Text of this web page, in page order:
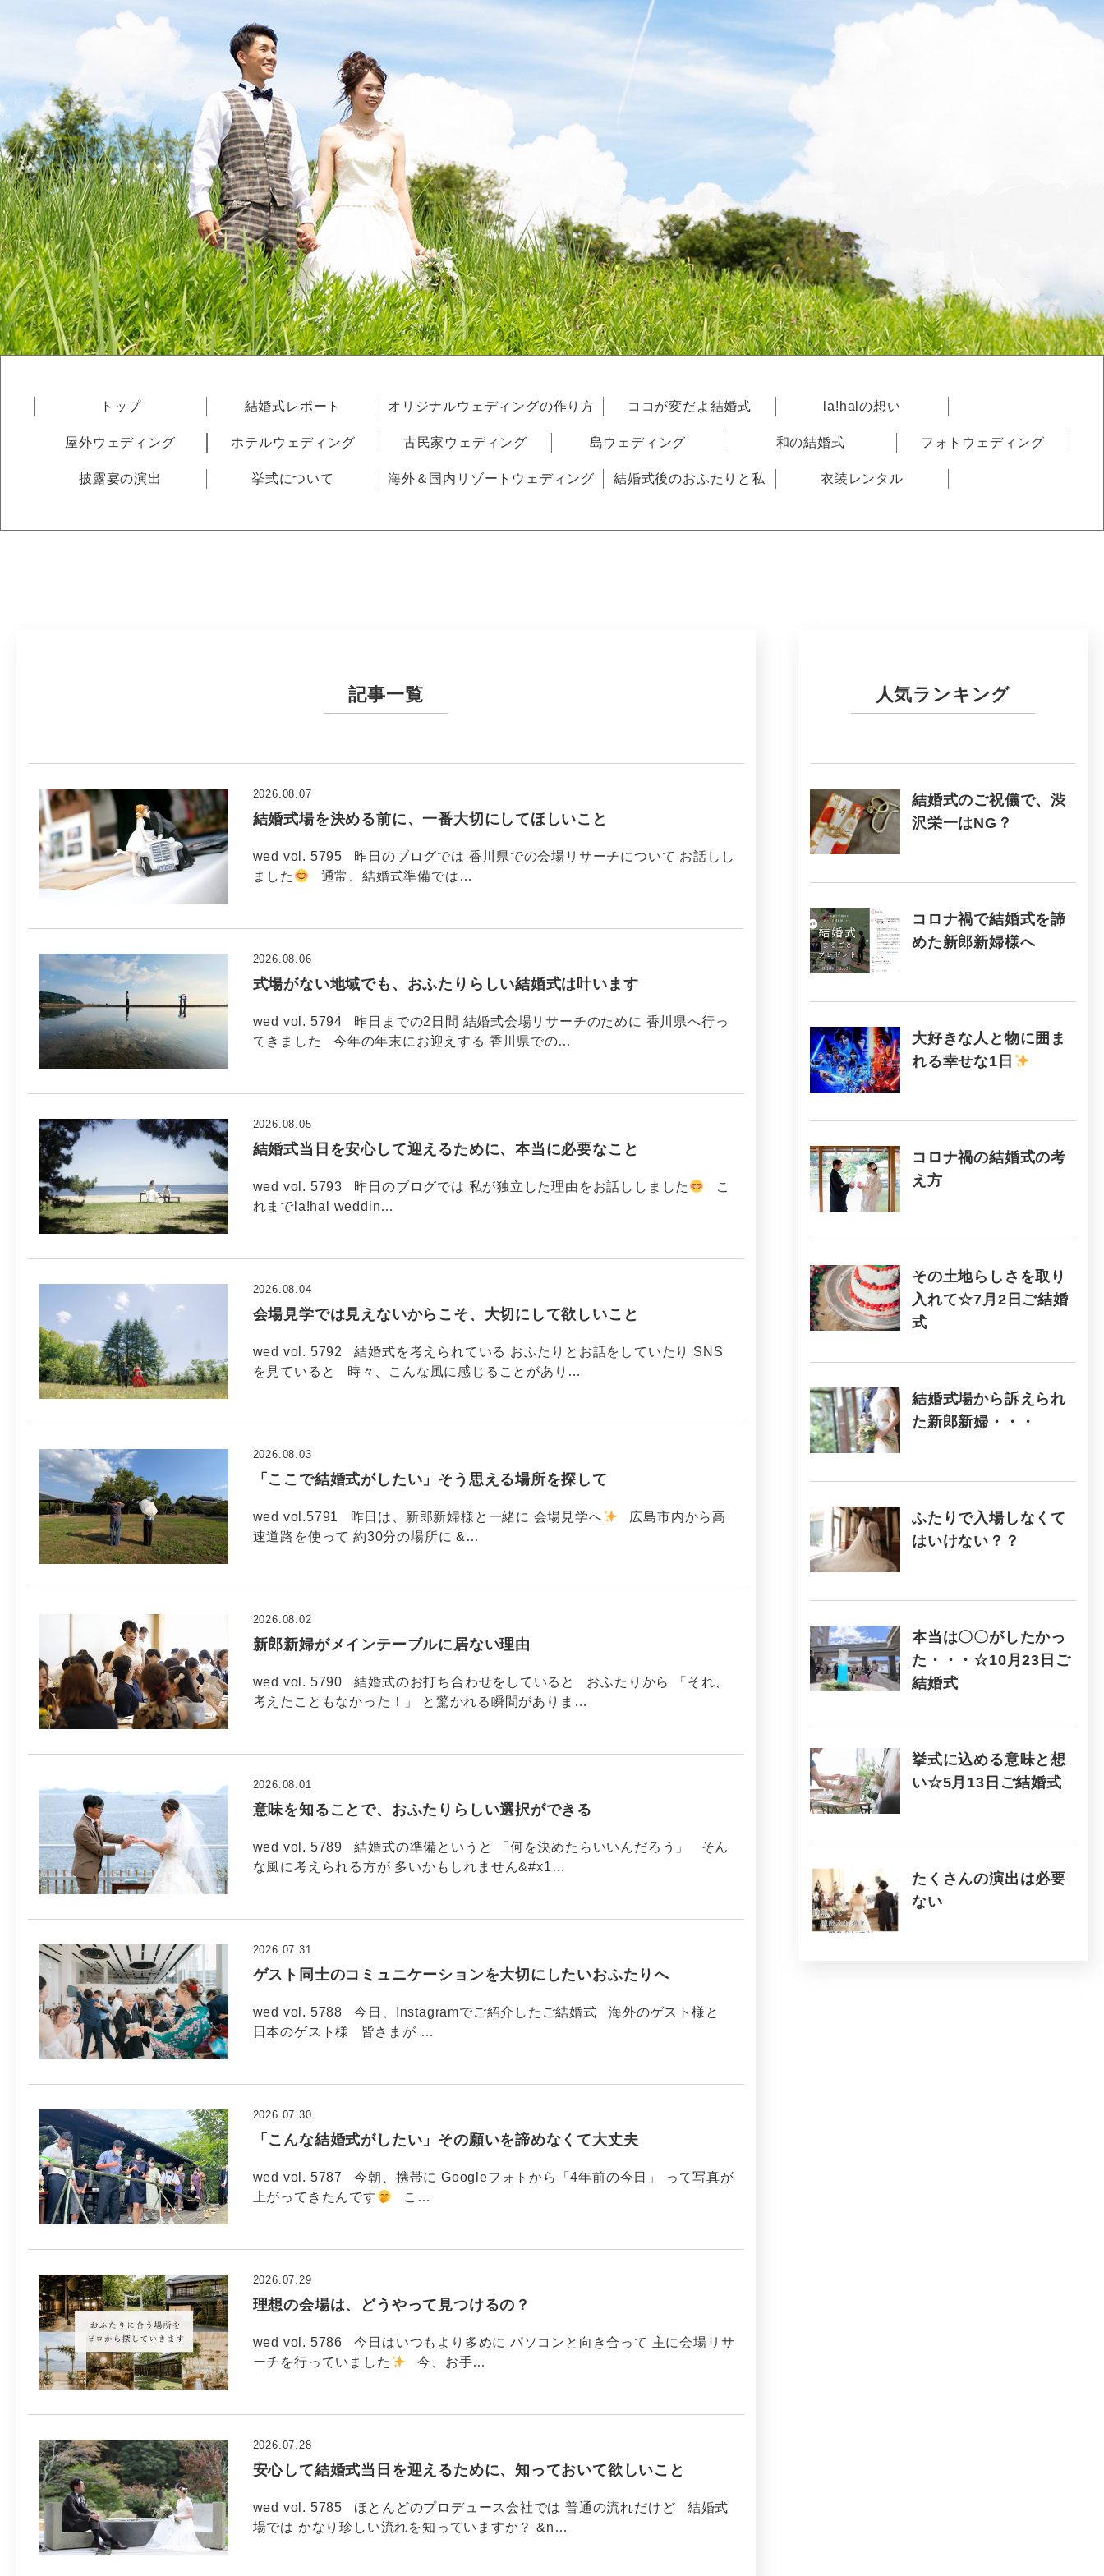
トップ 結婚式レポート オリジナルウェディングの作り方 ココが変だよ結婚式 la!halの想い
屋外ウェディング ホテルウェディング 古民家ウェディング 島ウェディング 和の結婚式 フォトウェディング
披露宴の演出 挙式について 海外＆国内リゾートウェディング 結婚式後のおふたりと私 衣装レンタル
記事一覧
結婚式場を決める前に、一番大切にしてほしいこと
2026.08.07
wed vol. 5795 昨日のブログでは 香川県での会場リサーチについて お話しし
ました
通常、結婚式準備では…
式場がない地域でも、おふたりらしい結婚式は叶います
2026.08.06
wed vol. 5794 昨日までの2日間 結婚式会場リサーチのために 香川県へ行っ
てきました 今年の年末にお迎えする 香川県での…
結婚式当日を安心して迎えるために、本当に必要なこと
2026.08.05
wed vol. 5793 昨日のブログでは 私が独立した理由をお話ししました
こ
れまでla!hal weddin…
会場見学では見えないからこそ、大切にして欲しいこと
2026.08.04
wed vol. 5792 結婚式を考えられている おふたりとお話をしていたり SNS
を見ていると 時々、こんな風に感じることがあり…
「ここで結婚式がしたい」そう思える場所を探して
2026.08.03
wed vol.5791 昨日は、新郎新婦様と一緒に 会場見学へ
広島市内から高
速道路を使って 約30分の場所に &…
新郎新婦がメインテーブルに居ない理由
2026.08.02
wed vol. 5790 結婚式のお打ち合わせをしていると おふたりから 「それ、
考えたこともなかった！」 と驚かれる瞬間がありま…
意味を知ることで、おふたりらしい選択ができる
2026.08.01
wed vol. 5789 結婚式の準備というと 「何を決めたらいいんだろう」 そん
な風に考えられる方が 多いかもしれません&#x1…
ゲスト同士のコミュニケーションを大切にしたいおふたりへ
2026.07.31
wed vol. 5788 今日、Instagramでご紹介したご結婚式 海外のゲスト様と
日本のゲスト様 皆さまが …
「こんな結婚式がしたい」その願いを諦めなくて大丈夫
2026.07.30
wed vol. 5787 今朝、携帯に Googleフォトから「4年前の今日」 って写真が
上がってきたんです
こ…
理想の会場は、どうやって見つけるの？
2026.07.29
wed vol. 5786 今日はいつもより多めに パソコンと向き合って 主に会場リサ
ーチを行っていました
今、お手…
安心して結婚式当日を迎えるために、知っておいて欲しいこと
2026.07.28
wed vol. 5785 ほとんどのプロデュース会社では 普通の流れだけど 結婚式
場では かなり珍しい流れを知っていますか？ &n…
人気ランキング
結婚式のご祝儀で、渋
沢栄一はNG？
コロナ禍で結婚式を諦
めた新郎新婦様へ
大好きな人と物に囲ま
れる幸せな1日
コロナ禍の結婚式の考
え方
その土地らしさを取り
入れて☆7月2日ご結婚
式
結婚式場から訴えられ
た新郎新婦・・・
ふたりで入場しなくて
はいけない？？
本当は〇〇がしたかっ
た・・・☆10月23日ご
結婚式
挙式に込める意味と想
い☆5月13日ご結婚式
たくさんの演出は必要
ない